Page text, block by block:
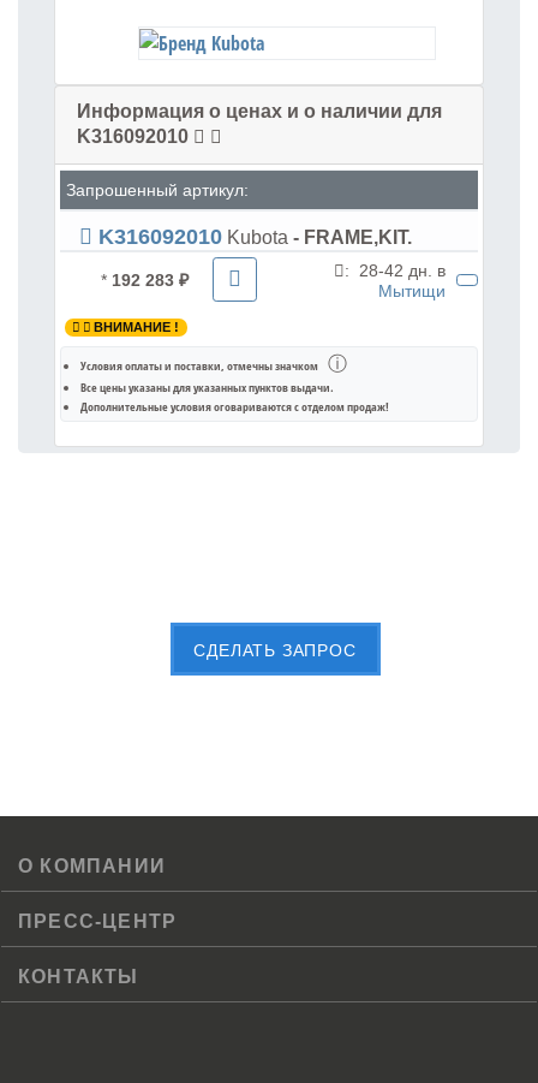
Информация о ценах и о наличии для
K316092010
Запрошенный артикул:
K316092010 Kubota - FRAME,KIT.
* 192 283 ₽ : 28-42 дн. в
Мытищи
ВНИМАНИЕ !
Условия оплаты и поставки, отмечны значком ⓘ
Все цены указаны дляуказанных пунктов выдачи.
Дополнительные условия оговариваются с отделом продаж!
CДЕЛАТЬ ЗАПРОС
О КОМПАНИИ
ПРЕСС-ЦЕНТР
КОНТАКТЫ